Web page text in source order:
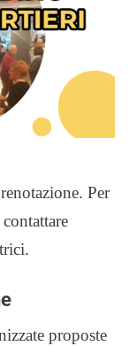
Per
proposte